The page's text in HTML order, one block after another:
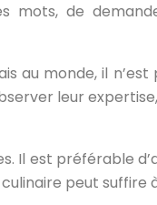
mots, de
au monde, il
leur
Il est préférable
peut